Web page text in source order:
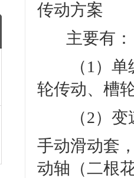
传动方案
主要有：
（1）单级
轮传动、槽
（2）变速
手动滑动套
动轴（二根